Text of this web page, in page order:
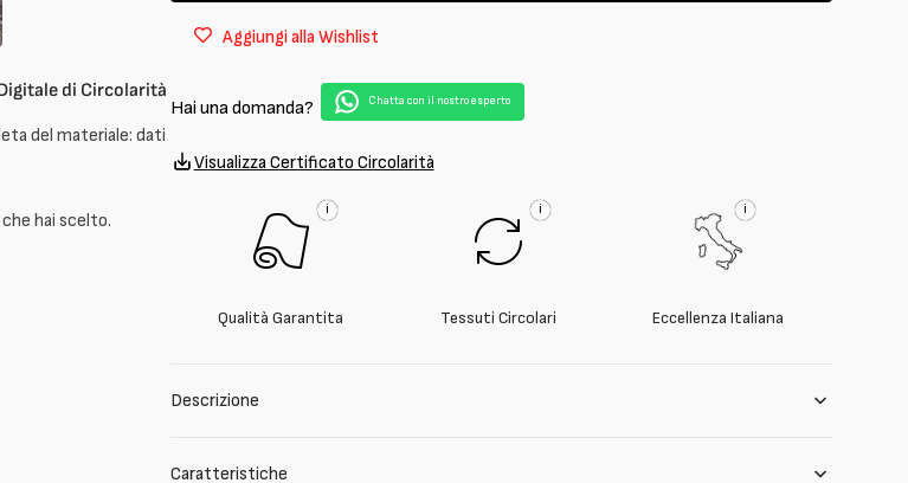
di Circolarità
del materiale: dati
hai scelto.
in
garzata
in
non
garzata
Aggiungi alla Wishlist
Hai una domanda? Chatta con il nostro esperto
Visualizza Certificato Circolarità
i
Qualità Garantita
i
Tessuti Circolari
i
Eccellenza Italiana
Descrizione
Caratteristiche